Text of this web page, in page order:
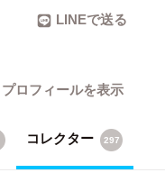
LINEで送る
プロフィールを表示
コレクター 297